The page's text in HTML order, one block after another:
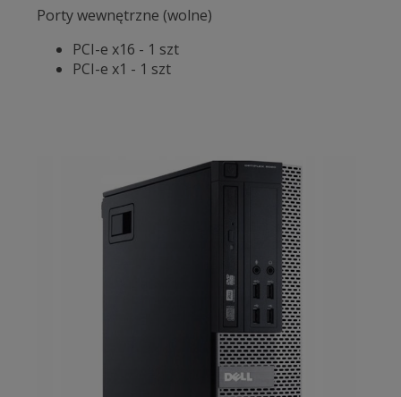
Porty wewnętrzne (wolne)
PCI-e x16 - 1 szt
PCI-e x1 - 1 szt